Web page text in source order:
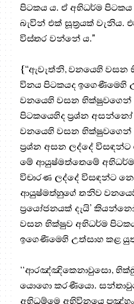
පිටකය ය. ඒ අභිධර්ම
බැවින් එක් සූත්‍ර‍යක් වැනිය.
විස්තර වන්නේ ය."
{“ඇවැත්නි, වනයෙහි වසන
විනය පිටකයද ඉගෙණීමෙහි
වනයෙහි වසන භික්ෂුවගෙන්
පිටකයෙහිද ප්‍රශ්න
වනයෙහි වසන භික්ෂුවගෙන්
ප්‍රශ්න අසන ලද්දේ විසඳන්ට
මේ ආයුෂ්මත්තෙමේ
විචාරණ ලද්දේ විසඳන්ට
ආයුෂ්මත්හුගේ තනිව
ප්‍රයෝජනයක් දැයි’
වසන භික්ෂුව අභිධර්ම
ඉගෙණීමෙහි උත්සාහ කළ
‘‘ආරඤ්ඤිකෙනාවුසො,
යොගො කරණීයො.
අභිධම්මෙ අභිවිනයෙ